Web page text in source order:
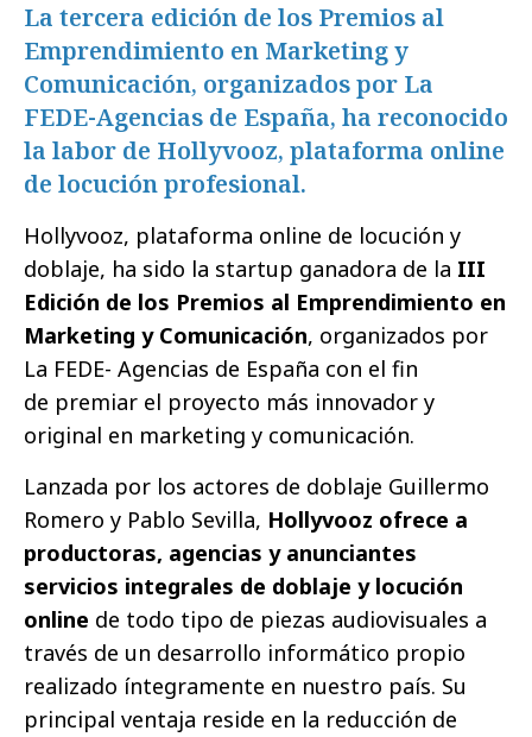
La tercera edición de los Premios al
Emprendimiento en Marketing y
Comunicación, organizados por La
FEDE-Agencias de España, ha reconocido
la labor de Hollyvooz, plataforma online
de locución profesional.
Hollyvooz, plataforma online de locución y
doblaje, ha sido la startup ganadora de la III
Edición de los Premios al Emprendimiento en
Marketing y Comunicación, organizados por
La FEDE- Agencias de España con el fin
de premiar el proyecto más innovador y
original en marketing y comunicación.
Lanzada por los actores de doblaje Guillermo
Romero y Pablo Sevilla, Hollyvooz ofrece a
productoras, agencias y anunciantes
servicios integrales de doblaje y locución
online de todo tipo de piezas audiovisuales a
través de un desarrollo informático propio
realizado íntegramente en nuestro país. Su
principal ventaja reside en la reducción de